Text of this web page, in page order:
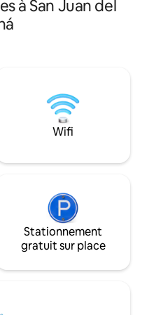
et à mi-
de
baies vitrées qui
disponible pour 2
au-delà, un
par personne est
à San Juan del
Wifi
Stationnement
gratuit sur place